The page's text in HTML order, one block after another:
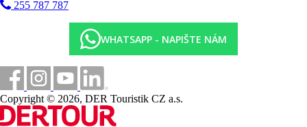
255 787 787
WHATSAPP - NAPIŠTE NÁM
Copyright © 2026, DER Touristik CZ a.s.